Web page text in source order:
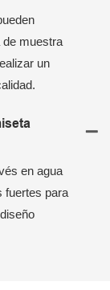
de muestra
un
en agua
fuertes para